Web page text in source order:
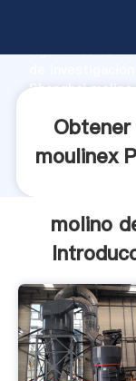
Agarrando
Shanghai
moulinex
molino